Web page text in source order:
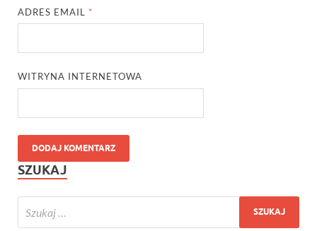
ADRES EMAIL *
WITRYNA INTERNETOWA
SZUKAJ